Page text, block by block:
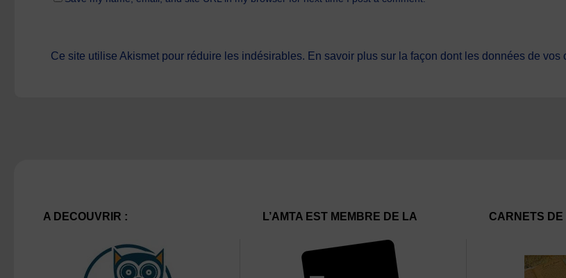
Ce site utilise Akismet pour réduire les indésirables. En savoir plus sur la façon dont les données de vos
A DECOUVRIR : L’AMTA EST MEMBRE DE LA CARNETS DE